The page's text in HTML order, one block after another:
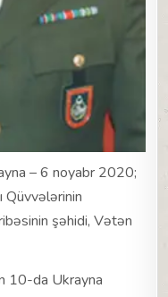
– 6 noyabr 2020;
Qüvvələrinin
şəhidi, Vətən
10-da Ukrayna